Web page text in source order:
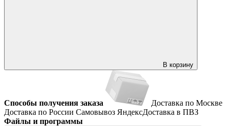
В корзину
Способы получения заказа
Доставка по Москве
Доставка по России Самовывоз ЯндексДоставка в ПВЗ
Файлы и программы